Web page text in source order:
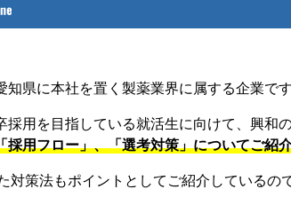
知県に本社を置く製薬業界に属する企業です
採用を目指している就活生に向けて、興和
採用フロー」、「選考対策」についてご紹
対策法もポイントとしてご紹介しているの